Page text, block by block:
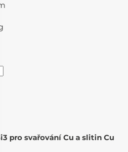
pro svařování Cu a slitin Cu